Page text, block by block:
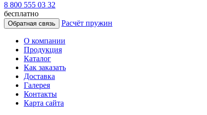
8 800 555 03 32
бесплатно
Обратная связь Расчёт пружин
О компании
Продукция
Каталог
Как заказать
Доставка
Галерея
Контакты
Карта сайта